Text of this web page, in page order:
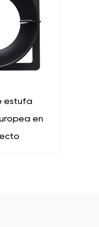
ollas de
para estufa